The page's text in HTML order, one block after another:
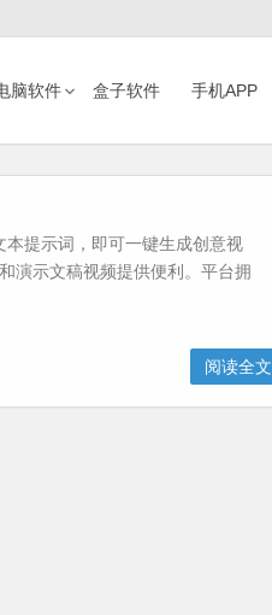
脑软件 盒子软件 手机APP
提示词，即可一键生成创意视
演示文稿视频提供便利。平台拥
阅读全文